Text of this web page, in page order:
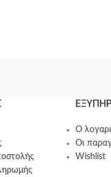
Ο
Οι
Wishlist